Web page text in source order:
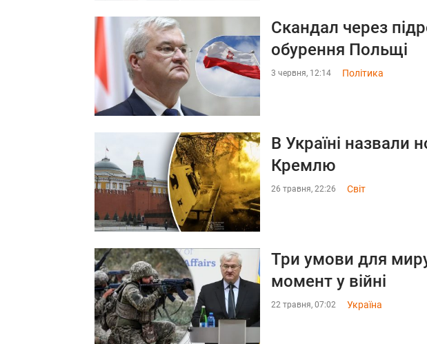
Скандал через
обурення Польщі
3 червня, 12:14 Політика
В Україні назвали
Кремлю
26 травня, 22:26 Світ
Три умови для
момент у війні
22 травня, 07:02 Україна